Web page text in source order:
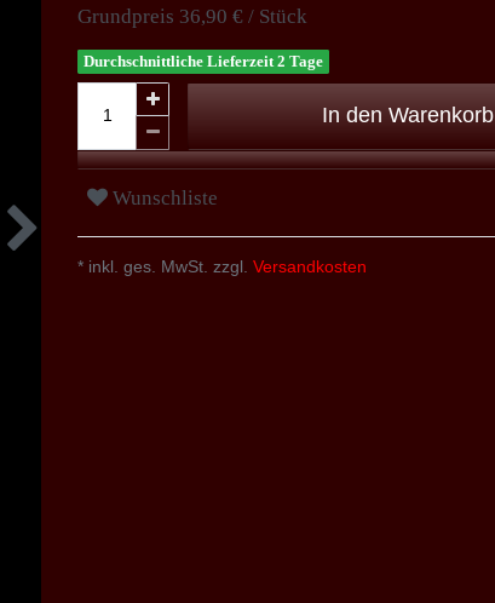
Grundpreis 36,90 € / Stück
Durchschnittliche Lieferzeit 2 Tage
In den Warenkorb
Wunschliste
* inkl. ges. MwSt. zzgl. Versandkosten